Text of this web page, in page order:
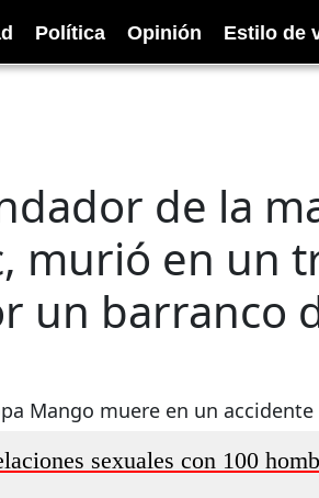
Política Opinión Estilo de
de la
murió en un
un barranco
Mango muere en un accidente
sexuales con 100